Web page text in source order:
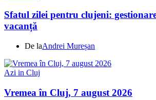
Sfatul zilei pentru clujeni:
vacanță
De laAndrei Mureșan
Azi in Cluj
Vremea în Cluj, 7 august 2026